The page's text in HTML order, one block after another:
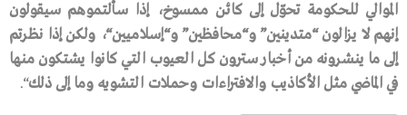
الموالي للحكومة تحوّل إلى كائن ممسوخ، إذا سألتموهم سيقولون
إنهم لا يزالون“متدينين” و“محافظين” و“إسلاميين“، ولكن إذا نظرتم
إلى ما ينشرونه من أخبارسترون كل العيوب التي كانوا يشتكون منها
في الماضي مثل الأكاذيب والافتراءات وحملات التشويه وما إلى ذلك“.